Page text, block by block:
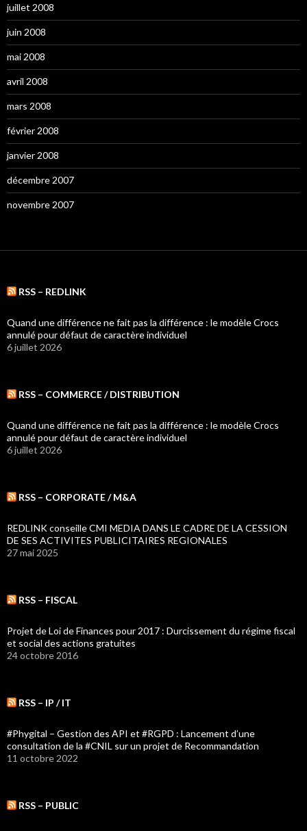
juillet 2008
juin 2008
mai 2008
avril 2008
mars 2008
février 2008
janvier 2008
décembre 2007
novembre 2007
RSS – REDLINK
Quand une différence ne fait pas la différence : le modèle Crocs
annulé pour défaut de caractère individuel
6 juillet 2026
RSS – COMMERCE / DISTRIBUTION
Quand une différence ne fait pas la différence : le modèle Crocs
annulé pour défaut de caractère individuel
6 juillet 2026
RSS – CORPORATE / M&A
REDLINK conseille CMI MEDIA DANS LE CADRE DE LA CESSION
DE SES ACTIVITES PUBLICITAIRES REGIONALES
27 mai 2025
RSS – FISCAL
Projet de Loi de Finances pour 2017 : Durcissement du régime fiscal
et social des actions gratuites
24 octobre 2016
RSS – IP / IT
#Phygital – Gestion des API et #RGPD : Lancement d’une
consultation de la #CNIL sur un projet de Recommandation
11 octobre 2022
RSS – PUBLIC